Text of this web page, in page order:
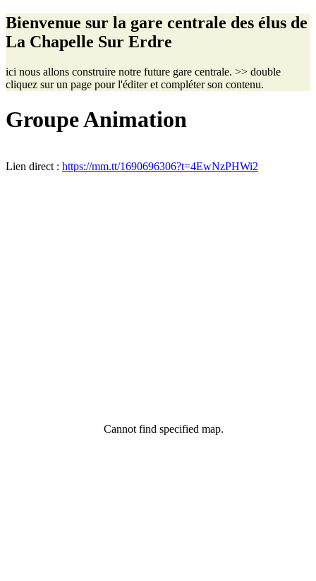
Bienvenue sur la gare centrale des élus de
La Chapelle Sur Erdre
ici nous allons construire notre future gare centrale. >> double
cliquez sur un page pour l'éditer et compléter son contenu.
Groupe Animation
Lien direct : https://mm.tt/1690696306?t=4EwNzPHWi2